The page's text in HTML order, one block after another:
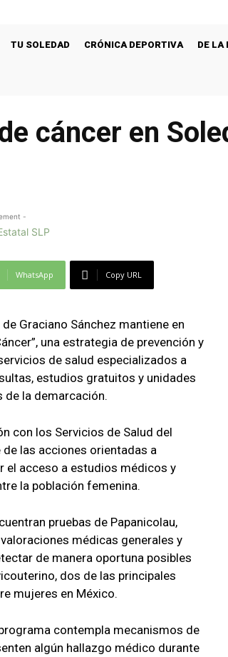
TU SOLEDAD CRÓNICA DEPORTIVA DE LA
cáncer en
-
WhatsApp Copy URL
Graciano Sánchez mantiene en
una estrategia de prevención y
de salud especializados a
estudios gratuitos y unidades
la demarcación.
con los Servicios de Salud del
las acciones orientadas a
el acceso a estudios médicos y
la población femenina.
pruebas de Papanicolau,
médicas generales y
de manera oportuna posibles
dos de las principales
mujeres en México.
contempla mecanismos de
algún hallazgo médico durante